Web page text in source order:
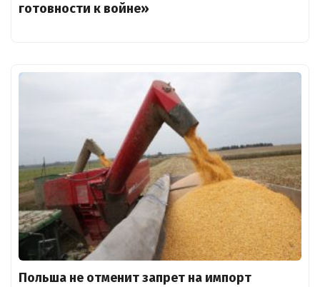
готовности к войне»
Польша не отменит запрет на импорт